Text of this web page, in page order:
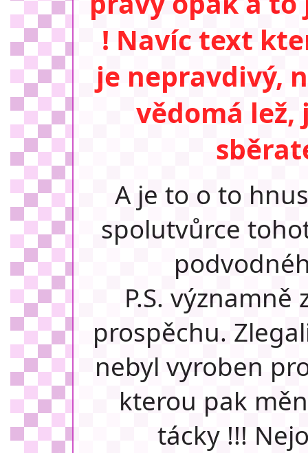
! Navíc text
je nepravdivý,
vědomá
A je to o to
spolutvůrce
P.S. významně
prospěchu.
nebyl vyroben
kterou pak
tácky !!!